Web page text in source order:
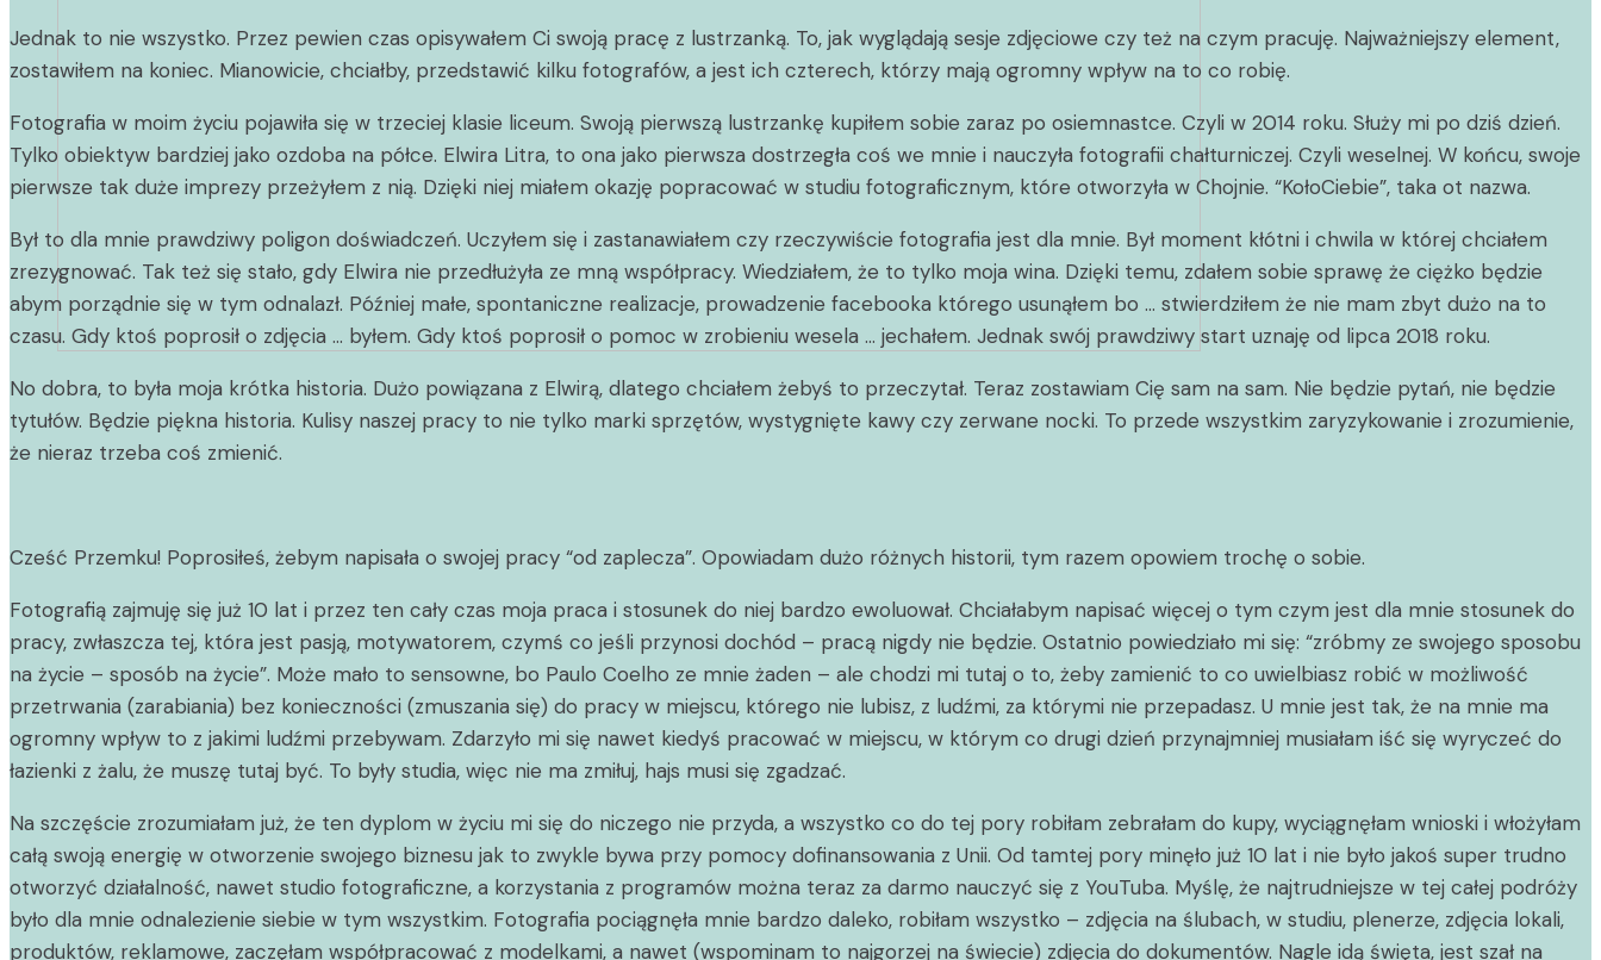
Jednak to nie wszystko. Przez pewien czas opisywałem Ci swoją pracę z lustrzanką. To, jak wyglądają sesje zdjęciowe czy też na czym pracuję. Najważniejszy element,
zostawiłem na koniec. Mianowicie, chciałby, przedstawić kilku fotografów, a jest ich czterech, którzy mają ogromny wpływ na to co robię.
Fotografia w moim życiu pojawiła się w trzeciej klasie liceum. Swoją pierwszą lustrzankę kupiłem sobie zaraz po osiemnastce. Czyli w 2014 roku. Służy mi po dziś dzień.
Tylko obiektyw bardziej jako ozdoba na półce. Elwira Litra, to ona jako pierwsza dostrzegła coś we mnie i nauczyła fotografii chałturniczej. Czyli weselnej. W końcu, swoje
pierwsze tak duże imprezy przeżyłem z nią. Dzięki niej miałem okazję popracować w studiu fotograficznym, które otworzyła w Chojnie. “KołoCiebie”, taka ot nazwa.
Był to dla mnie prawdziwy poligon doświadczeń. Uczyłem się i zastanawiałem czy rzeczywiście fotografia jest dla mnie. Był moment kłótni i chwila w której chciałem
zrezygnować. Tak też się stało, gdy Elwira nie przedłużyła ze mną współpracy. Wiedziałem, że to tylko moja wina. Dzięki temu, zdałem sobie sprawę że ciężko będzie
abym porządnie się w tym odnalazł. Później małe, spontaniczne realizacje, prowadzenie facebooka którego usunąłem bo … stwierdziłem że nie mam zbyt dużo na to
czasu. Gdy ktoś poprosił o zdjęcia … byłem. Gdy ktoś poprosił o pomoc w zrobieniu wesela … jechałem. Jednak swój prawdziwy start uznaję od lipca 2018 roku.
No dobra, to była moja krótka historia. Dużo powiązana z Elwirą, dlatego chciałem żebyś to przeczytał. Teraz zostawiam Cię sam na sam. Nie będzie pytań, nie będzie
tytułów. Będzie piękna historia. Kulisy naszej pracy to nie tylko marki sprzętów, wystygnięte kawy czy zerwane nocki. To przede wszystkim zaryzykowanie i zrozumienie,
że nieraz trzeba coś zmienić.
Cześć Przemku! Poprosiłeś, żebym napisała o swojej pracy “od zaplecza”. Opowiadam dużo różnych historii, tym razem opowiem trochę o sobie.
Fotografią zajmuję się już 10 lat i przez ten cały czas moja praca i stosunek do niej bardzo ewoluował. Chciałabym napisać więcej o tym czym jest dla mnie stosunek do
pracy, zwłaszcza tej, która jest pasją, motywatorem, czymś co jeśli przynosi dochód – pracą nigdy nie będzie. Ostatnio powiedziało mi się: “zróbmy ze swojego sposobu
na życie – sposób na życie”. Może mało to sensowne, bo Paulo Coelho ze mnie żaden – ale chodzi mi tutaj o to, żeby zamienić to co uwielbiasz robić w możliwość
przetrwania (zarabiania) bez konieczności (zmuszania się) do pracy w miejscu, którego nie lubisz, z ludźmi, za którymi nie przepadasz. U mnie jest tak, że na mnie ma
ogromny wpływ to z jakimi ludźmi przebywam. Zdarzyło mi się nawet kiedyś pracować w miejscu, w którym co drugi dzień przynajmniej musiałam iść się wyryczeć do
łazienki z żalu, że muszę tutaj być. To były studia, więc nie ma zmiłuj, hajs musi się zgadzać.
Na szczęście zrozumiałam już, że ten dyplom w życiu mi się do niczego nie przyda, a wszystko co do tej pory robiłam zebrałam do kupy, wyciągnęłam wnioski i włożyłam
całą swoją energię w otworzenie swojego biznesu jak to zwykle bywa przy pomocy dofinansowania z Unii. Od tamtej pory minęło już 10 lat i nie było jakoś super trudno
otworzyć działalność, nawet studio fotograficzne, a korzystania z programów można teraz za darmo nauczyć się z YouTuba. Myślę, że najtrudniejsze w tej całej podróży
było dla mnie odnalezienie siebie w tym wszystkim. Fotografia pociągnęła mnie bardzo daleko, robiłam wszystko – zdjęcia na ślubach, w studiu, plenerze, zdjęcia lokali,
produktów, reklamowe, zaczęłam współpracować z modelkami, a nawet (wspominam to najgorzej na świecie) zdjęcia do dokumentów. Nagle idą święta, jest szał na